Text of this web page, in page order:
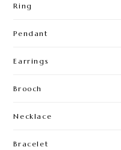
Ring
Pendant
Earrings
Brooch
Necklace
Bracelet